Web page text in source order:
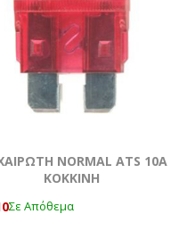
NORMAL ATS 10A
KOKKΙΝΗ
Σε Απόθεμα